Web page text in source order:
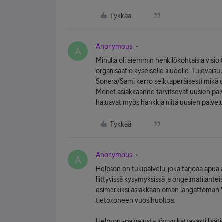
Tykkää
A
Anonymous
Minulla oli aiemmin henkilökohtaisia
organisaatio kyseiselle alueelle.
Sonera/Sami kerro seikkaperäisesti mikä
Monet asiakkaanne tarvitsevat uusien
haluavat myös hankkia niitä uusien
Tykkää
A
Anonymous
Helpson on tukipalvelu, joka tarjoaa
liittyvissä kysymyksissä ja
esimerkiksi asiakkaan oman
tietokoneen vuosihuoltoa.